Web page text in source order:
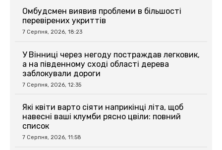
Омбудсмен виявив проблеми в більшості
перевірених укриттів
7 Серпня, 2026, 18:23
У Вінниці через негоду постраждав легковик,
а на південному сході області дерева
заблокували дороги
7 Серпня, 2026, 12:35
Які квіти варто сіяти наприкінці літа, щоб
навесні ваші клумби рясно цвіли: повний
список
7 Серпня, 2026, 11:58